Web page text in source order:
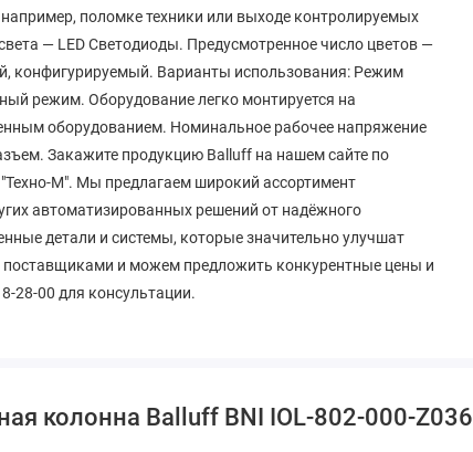
поломке техники или выходе контролируемых
— LED Светодиоды. Предусмотренное число цветов —
конфигурируемый. Варианты использования: Режим
режим. Оборудование легко монтируется на
оборудованием. Номинальное рабочее напряжение
Закажите продукцию Balluff на нашем сайте по
М". Мы предлагаем широкий ассортимент
автоматизированных решений от надёжного
детали и системы, которые значительно улучшат
и можем предложить конкурентные цены и
28-00 для консультации.
колонна Balluff BNI IOL-802-000-Z036